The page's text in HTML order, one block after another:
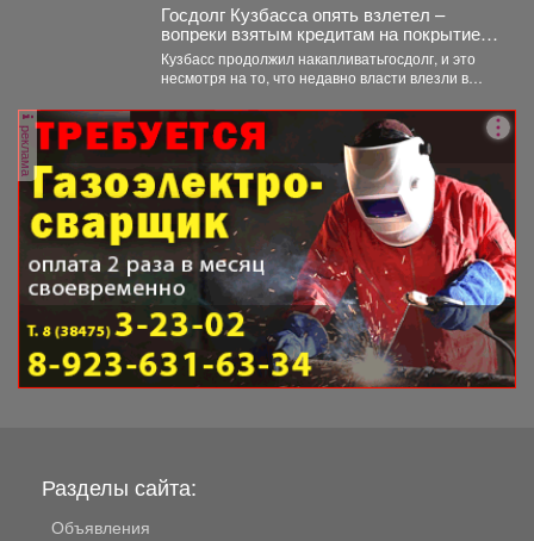
Госдолг Кузбасса опять взлетел –
вопреки взятым кредитам на покрытие
долгов
Кузбасс продолжил накапливатьгосдолг, и это
несмотря на то, что недавно власти влезли в
реклама
Разделы сайта:
Объявления